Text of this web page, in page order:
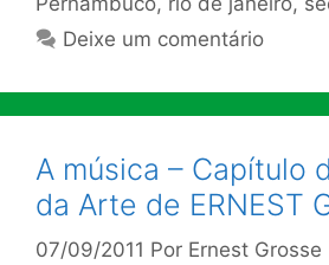
Deixe um comentário
A música – Capítulo
da Arte de ERNEST
07/09/2011 Por Ernest Grosse